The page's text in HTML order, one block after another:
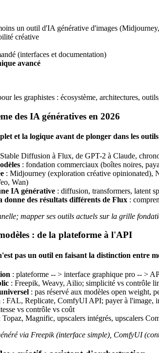
un outil d'IA générative d'images
créative
(interfaces et documentation)
avancé
les graphistes : écosystème, architectures,
des IA génératives en 2026
et la logique avant de plonger dans les outils
Diffusion à Flux, de GPT-2 à Claude,
: fondation commerciaux (boîtes noires,
: Midjourney (exploration créative opinionated),
Wan)
IA générative : diffusion, transformers, latent
des résultats différents de Flux :
mapper ses outils actuels sur la grille
: de la plateforme à l'API
pas un outil en faisant la distinction entre
: plateforme -- > interface graphique pro -- >
: Freepik, Weavy, Ailio; simplicité vs contrôle
: pas réservé aux modèles open weight,
: FAL, Replicate, ComfyUI API; payer à l'image,
vs contrôle vs coût
Topaz, Magnific, upscalers intégrés, upscalers
via Freepik (interface simple), ComfyUI